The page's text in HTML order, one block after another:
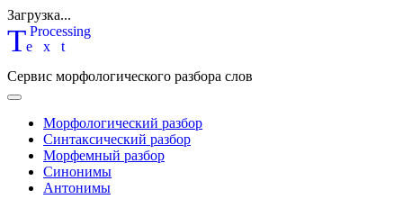
Загрузка...
Text
Processing
Сервис морфологического разбора слов
Морфологический разбор
Синтаксический разбор
Морфемный разбор
Синонимы
Антонимы